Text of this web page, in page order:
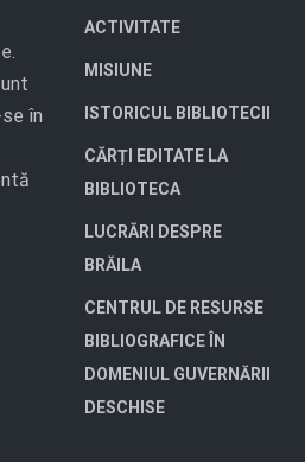
în
ACTIVITATE
MISIUNE
ISTORICUL BIBLIOTECII
CĂRȚI EDITATE LA
BIBLIOTECA
LUCRĂRI DESPRE
BRĂILA
CENTRUL DE RESURSE
BIBLIOGRAFICE ÎN
DOMENIUL GUVERNĂRII
DESCHISE